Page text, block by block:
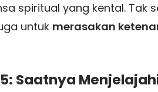
spiritual yang kental. Tak
untuk merasakan
Saatnya